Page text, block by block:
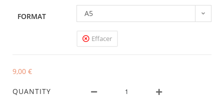
FORMAT A5
Effacer
9,00 €
QUANTITY